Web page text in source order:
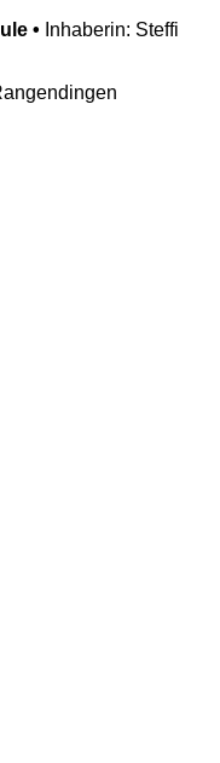
• Inhaberin: Steffi